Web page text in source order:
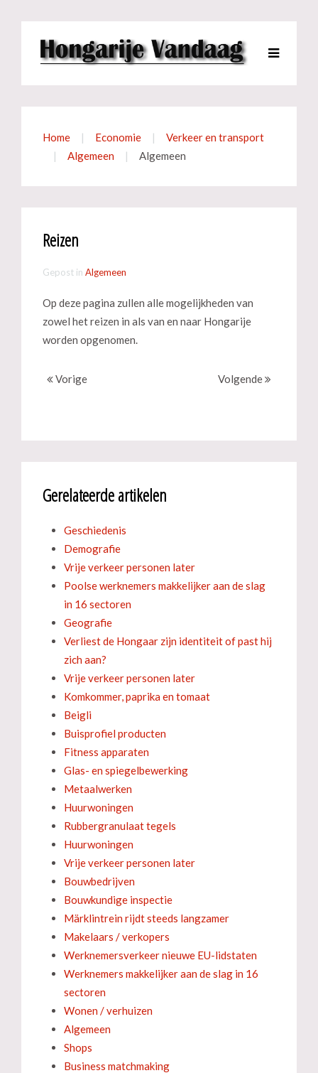
Home Economie
Verkeer en transport
Algemeen
Algemeen
Reizen
Gepost in Algemeen
Op deze pagina zullen alle mogelijkheden van
zowel het reizen in als van en naar Hongarije
worden opgenomen.
Vorige Volgende
Gerelateerde artikelen
Geschiedenis
Demografie
Vrije verkeer personen later
Poolse werknemers makkelijker aan de slag
in 16 sectoren
Geografie
Verliest de Hongaar zijn identiteit of past hij
zich aan?
Vrije verkeer personen later
Komkommer, paprika en tomaat
Beigli
Buisprofiel producten
Fitness apparaten
Glas- en spiegelbewerking
Metaalwerken
Huurwoningen
Rubbergranulaat tegels
Huurwoningen
Vrije verkeer personen later
Bouwbedrijven
Bouwkundige inspectie
Märklintrein rijdt steeds langzamer
Makelaars / verkopers
Werknemersverkeer nieuwe EU-lidstaten
Werknemers makkelijker aan de slag in 16
sectoren
Wonen / verhuizen
Algemeen
Shops
Business matchmaking